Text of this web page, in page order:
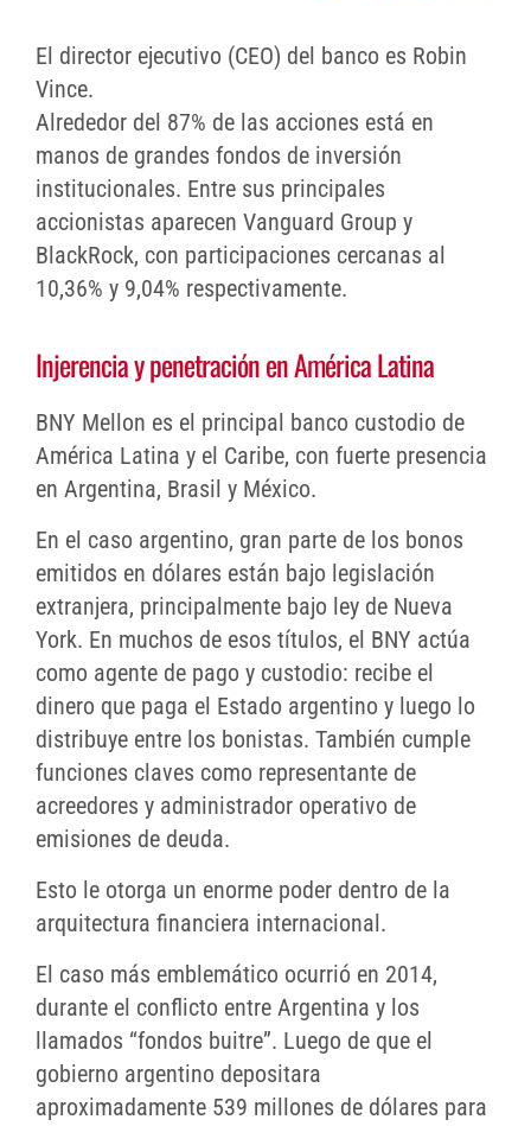
El director ejecutivo (CEO) del banco es Robin
Vince.
Alrededor del 87% de las acciones está en
manos de grandes fondos de inversión
institucionales. Entre sus principales
accionistas aparecen Vanguard Group y
BlackRock, con participaciones cercanas al
10,36% y 9,04% respectivamente.
Injerencia y penetración en América Latina
BNY Mellon es el principal banco custodio de
América Latina y el Caribe, con fuerte presencia
en Argentina, Brasil y México.
En el caso argentino, gran parte de los bonos
emitidos en dólares están bajo legislación
extranjera, principalmente bajo ley de Nueva
York. En muchos de esos títulos, el BNY actúa
como agente de pago y custodio: recibe el
dinero que paga el Estado argentino y luego lo
distribuye entre los bonistas. También cumple
funciones claves como representante de
acreedores y administrador operativo de
emisiones de deuda.
Esto le otorga un enorme poder dentro de la
arquitectura financiera internacional.
El caso más emblemático ocurrió en 2014,
durante el conflicto entre Argentina y los
llamados “fondos buitre”. Luego de que el
gobierno argentino depositara
aproximadamente 539 millones de dólares para